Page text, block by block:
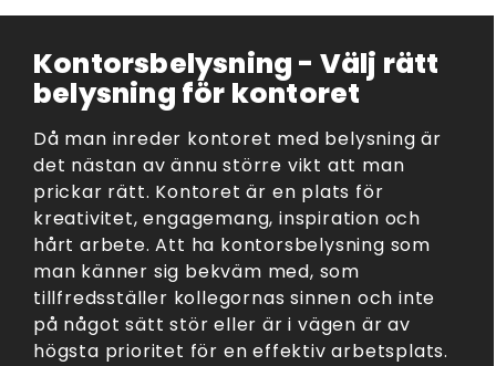
Kontorsbelysning - Välj rätt
belysning för kontoret
Då man inreder kontoret med belysning är
det nästan av ännu större vikt att man
prickar rätt. Kontoret är en plats för
kreativitet, engagemang, inspiration och
hårt arbete. Att ha kontorsbelysning som
man känner sig bekväm med, som
tillfredsställer kollegornas sinnen och inte
på något sätt stör eller är i vägen är av
högsta prioritet för en effektiv arbetsplats.